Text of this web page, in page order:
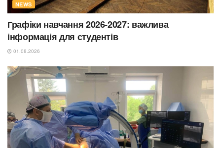
NEWS
Графіки навчання 2026-2027: важлива
інформація для студентів
01.08.2026